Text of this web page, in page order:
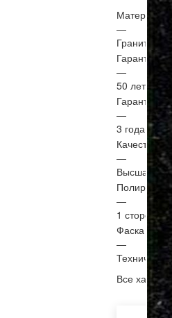
Материал
—
Гранит
Гарантия
—
50 лет
Гарантия
—
3 года
Качество
—
Высшая
Полировка
—
1 сторона
Фаска
—
Все